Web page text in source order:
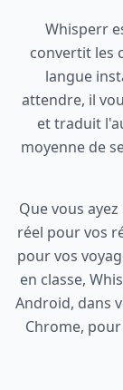
Whisperr
convertit les
langue
attendre, il
et traduit
moyenne de
Que vous
réel pour vos
pour vos
en classe,
Android, dans
Chrome,